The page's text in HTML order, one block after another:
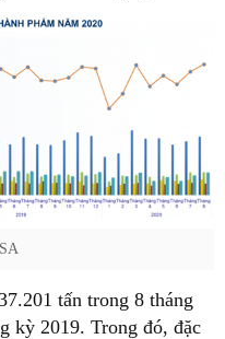
tấn trong 8 tháng
kỳ 2019. Trong đó, đặc